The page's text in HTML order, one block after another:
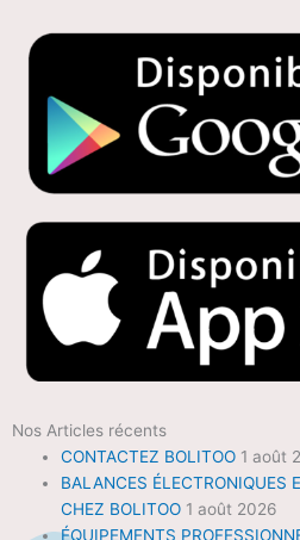
Nos Articles récents
CONTACTEZ BOLITOO 1 août
BALANCES ÉLECTRONIQUES
CHEZ BOLITOO 1 août 2026
ÉQUIPEMENTS